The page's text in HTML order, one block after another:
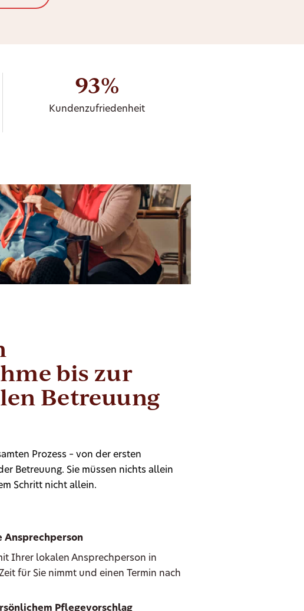
93%
Kundenzufriedenheit
bis zur
Betreuung
Prozess – von der ersten
Betreuung. Sie müssen nichts allein
Schritt nicht allein.
Ansprechperson
Ihrer lokalen Ansprechperson in
für Sie nimmt und einen Termin nach
Pflegevorschlag